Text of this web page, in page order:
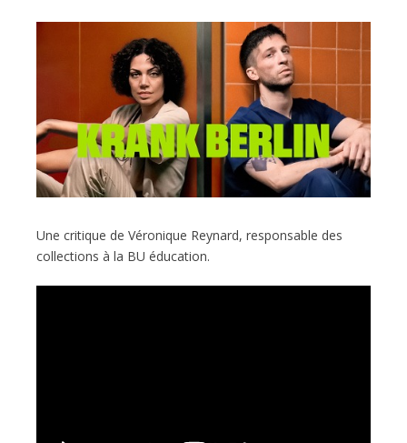
Une critique de Véronique Reynard, responsable des
collections à la BU éducation.